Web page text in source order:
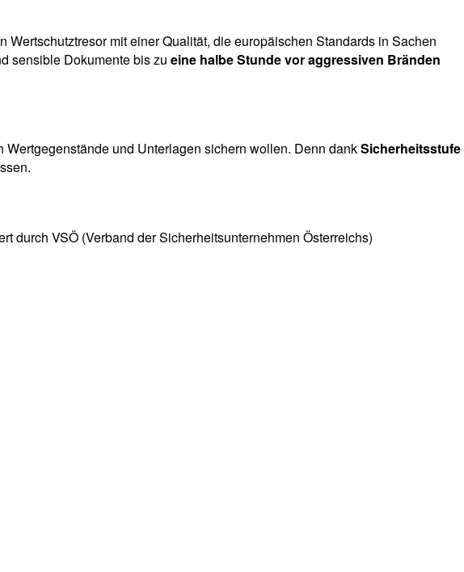
mit einer Qualität, die europäischen Standards in Sachen
sensible Dokumente bis zu eine halbe Stunde vor aggressiven Bränden
und Unterlagen sichern wollen. Denn dankSicherheitsstufe